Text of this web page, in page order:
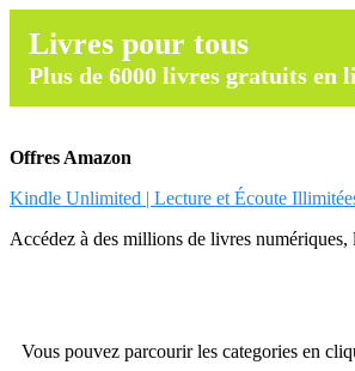
Livres pour tous
Plus de 6000 livres gratuits en
Offres Amazon
Kindle Unlimited | Lecture et Écoute
Accédez à des millions de livres
Vous pouvez parcourir les categories en